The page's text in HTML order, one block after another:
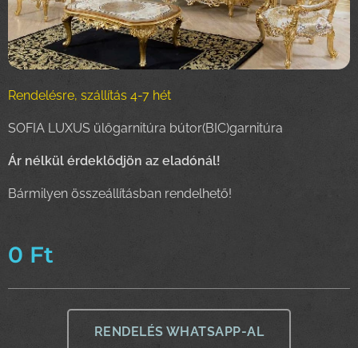
Rendelésre, szállítás 4-7 hét
SOFIA LUXUS ülőgarnitúra bútor(BIC)garnitúra
Ár nélkül érdeklődjön az eladónál!
Bármilyen összeállításban rendelhető!
0 Ft
RENDELÉS WHATSAPP-AL